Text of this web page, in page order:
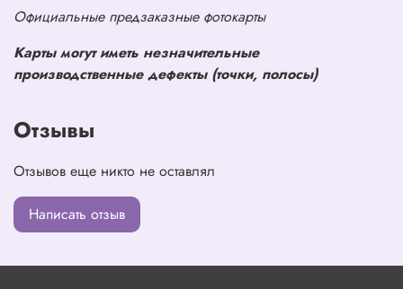
Официальные предзаказные фотокарты
Карты могут иметь незначительные
производственные дефекты (точки, полосы)
Отзывы
Отзывов еще никто не оставлял
Написать отзыв